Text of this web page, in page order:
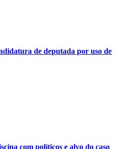
de deputada por uso de
com políticos e alvo do caso